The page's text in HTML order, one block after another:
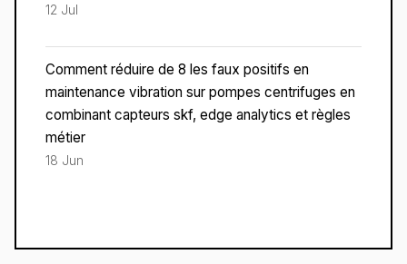
12 Jul
Comment réduire de 8 les faux positifs en
maintenance vibration sur pompes centrifuges en
combinant capteurs skf, edge analytics et règles
métier
18 Jun